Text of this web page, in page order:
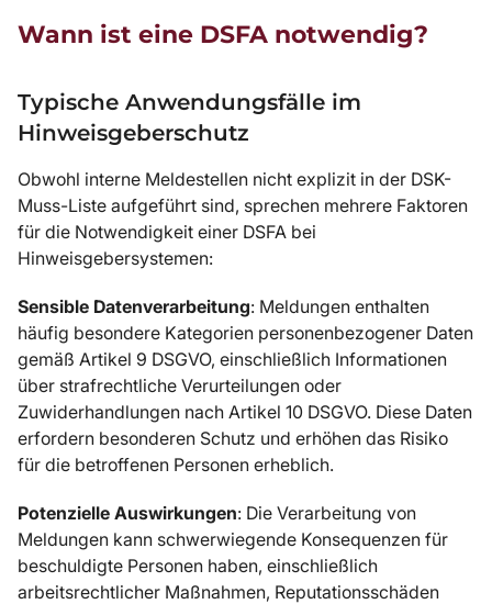
Wann ist eine DSFA notwendig?
Typische Anwendungsfälle im
Hinweisgeberschutz
Obwohl interne Meldestellen nicht explizit in der DSK-
Muss-Liste aufgeführt sind, sprechen mehrere Faktoren
für die Notwendigkeit einer DSFA bei
Hinweisgebersystemen:
Sensible Datenverarbeitung: Meldungen enthalten
häufig besondere Kategorien personenbezogener Daten
gemäß Artikel 9 DSGVO, einschließlich Informationen
über strafrechtliche Verurteilungen oder
Zuwiderhandlungen nach Artikel 10 DSGVO. Diese Daten
erfordern besonderen Schutz und erhöhen das Risiko
für die betroffenen Personen erheblich.
Potenzielle Auswirkungen: Die Verarbeitung von
Meldungen kann schwerwiegende Konsequenzen für
beschuldigte Personen haben, einschließlich
arbeitsrechtlicher Maßnahmen, Reputationsschäden